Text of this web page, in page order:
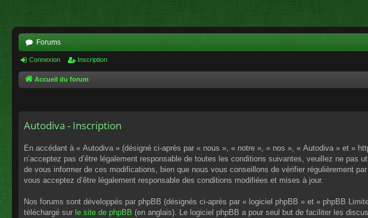
Forums
Connexion Inscription
Accueil du forum
Autodiva - Inscription
En accédant à « Autodiva » (désigné ci-après par « nous », « notre », « nos », « Autodiva » et «
n’acceptez pas d’être légalement responsable de toutes les conditions suivantes, veuillez ne
de vous informer de ces modifications, bien que nous vous conseillons de vérifier régulièrement
vous acceptez d’être légalement responsable des conditions modifiées et mises à jour.
Nos forums sont développés par phpBB (désignés ci-après par « logiciel phpBB » et « phpBB
téléchargé sur le site de phpBB (en anglais). Le logiciel phpBB a pour seul but de faciliter les